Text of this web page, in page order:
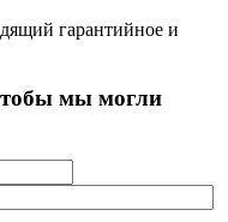
гарантийное и
мы могли